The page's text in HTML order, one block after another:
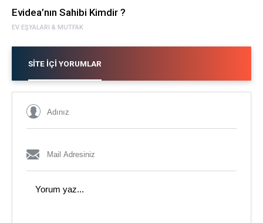
EV EŞYALARI & MUTFAK
Evidea’nın Sahibi Kimdir ?
SITE İÇI YORUMLAR